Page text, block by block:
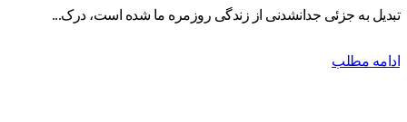
تبدیل به جزئی جدانشدنی از زندگی روزمره ما شده است، درک...
ادامه مطلب